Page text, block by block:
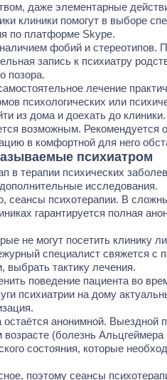
даже элементарные
клиники помогут в выборе
по платформе Skype.
фобий и
запись к психиатру
позора.
лечение
психологических или
из дома и доехать до
возможным.
в комфортной для него
психиатром
в терапии психических
исследования.
сеансы психотерапии. В
гарантируется полная
не могут посетить клинику
специалист свяжется
выбрать тактику лечения.
поведение пациента во
психиатрии на дому
остаётся анонимной.
(болезнь
состояния, которые
поэтому сеансы